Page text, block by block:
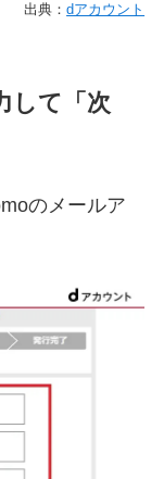
出典：dアカウント
して「次
のメールア